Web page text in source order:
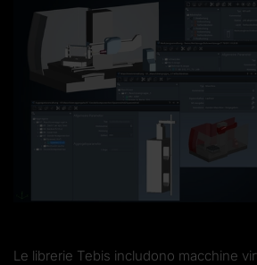
Le librerie Tebis includono macchine